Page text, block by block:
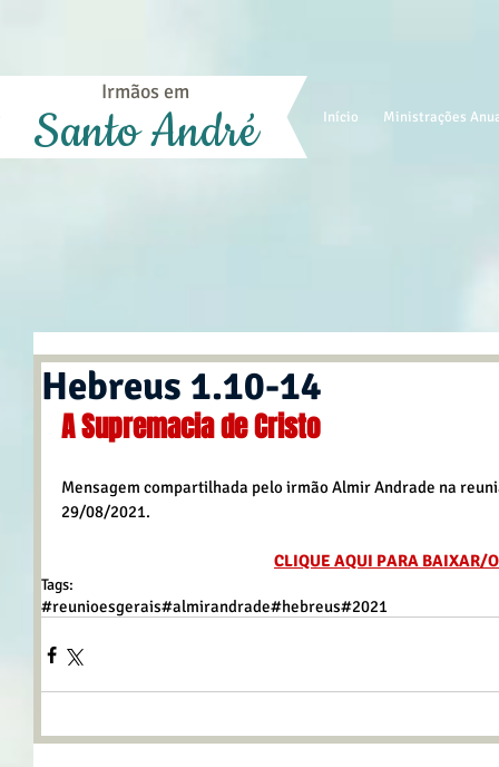
Início Ministrações
Irmãos em
Santo André
Hebreus 1.10-14
A Supremacia de Cristo
Mensagem compartilhada pelo irmão Almir Andrade na
29/08/2021.
CLIQUE AQUI PARA BAIXAR/
Tags:
#reunioesgerais#almirandrade#hebreus#2021